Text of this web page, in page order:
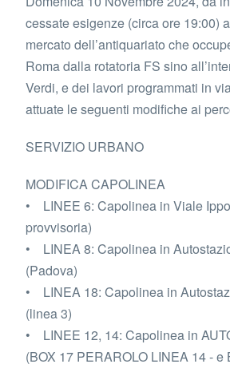
cessate esigenze (circa ore 19:00)
mercato dell’antiquariato che
Roma dalla rotatoria FS sino
Verdi, e dei lavori programmati in
attuate le seguenti modifiche ai
SERVIZIO URBANO
MODIFICA CAPOLINEA
• LINEE 6: Capolinea in Viale
provvisoria)
• LINEA 8: Capolinea in
(Padova)
• LINEA 18: Capolinea in
(linea 3)
• LINEE 12, 14: Capolinea in
(BOX 17 PERAROLO LINEA 14 - e